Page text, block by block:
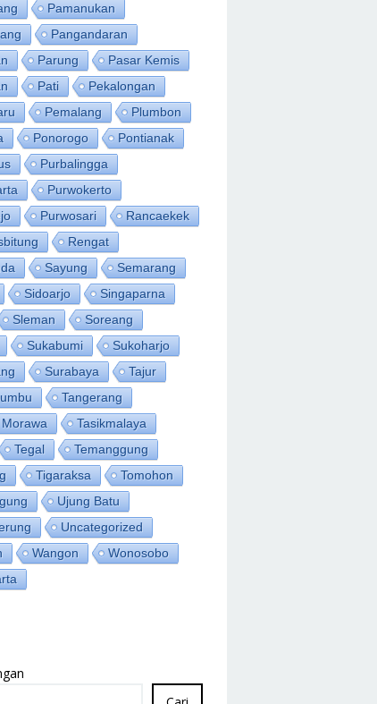
Pamanukan
Pangandaran
Parung
Pasar Kemis
Pati
Pekalongan
Pemalang
Plumbon
Ponorogo
Pontianak
Purbalingga
Purwokerto
Purwosari
Rancaekek
Rengat
Sayung
Semarang
Sidoarjo
Singaparna
Sleman
Soreang
Sukabumi
Sukoharjo
Surabaya
Tajur
Tangerang
Tasikmalaya
Tegal
Temanggung
Tigaraksa
Tomohon
Ujung Batu
Uncategorized
Wangon
Wonosobo